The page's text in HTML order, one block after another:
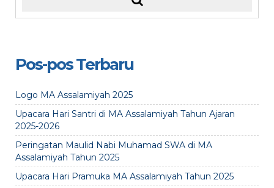
Pos-pos Terbaru
Logo MA Assalamiyah 2025
Upacara Hari Santri di MA Assalamiyah Tahun Ajaran
2025-2026
Peringatan Maulid Nabi Muhamad SWA di MA
Assalamiyah Tahun 2025
Upacara Hari Pramuka MA Assalamiyah Tahun 2025